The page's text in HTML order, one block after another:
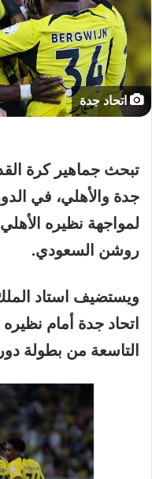
اتحاد جدة
تبحث جماهير كرة
جدة والأهلي، في
لمواجهة نظيره
روشن السعودي.
ويستضيف استاد
اتحاد جدة أمام نظيره
التاسعة من بطولة